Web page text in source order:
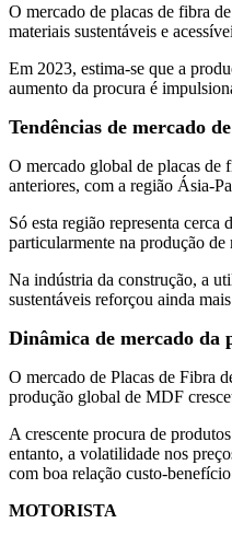
O mercado de placas de fibra
materiais sustentáveis ​​e
Em 2023, estima-se que a
aumento da procura é
Tendências de mercado
O mercado global de placas de
anteriores, com a região Ásia-
Só esta região representa
particularmente na produção
Na indústria da construção, a
sustentáveis ​​reforçou ainda
Dinâmica de mercado da
O mercado de Placas de Fibra
produção global de MDF
A crescente procura de
entanto, a volatilidade nos
com boa relação custo-
MOTORISTA